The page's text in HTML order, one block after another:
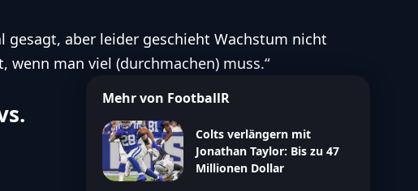
gesagt, aber leider geschieht Wachstum nicht
wenn man viel (durchmachen) muss.“
Mehr von FootballR
Colts verlängern mit
Jonathan Taylor: Bis zu 47
Millionen Dollar